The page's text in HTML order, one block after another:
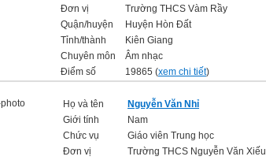
Đơn vị
Trường THCS Vàm Rầy
Quận/huyện
Huyện Hòn Đất
Tỉnh/thành
Kiên Giang
Chuyên môn
Âm nhạc
Điểm số
19865 (xem chi tiết)
Họ và tên
Nguyễn Văn Nhỉ
Giới tính
Nam
Chức vụ
Giáo viên Trung học
Đơn vị
Trường THCS Nguyễn Văn Xiếu